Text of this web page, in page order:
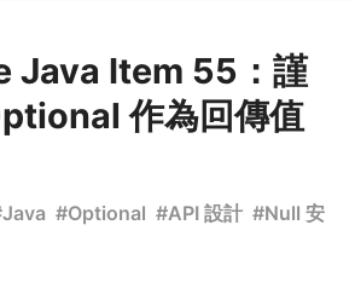
Java Item 55：謹
作為回傳值
Java #Optional #API 設計 #Null 安